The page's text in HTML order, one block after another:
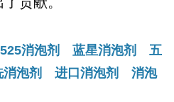
消泡剂 蓝星消泡剂 五
消泡剂 进口消泡剂 消泡